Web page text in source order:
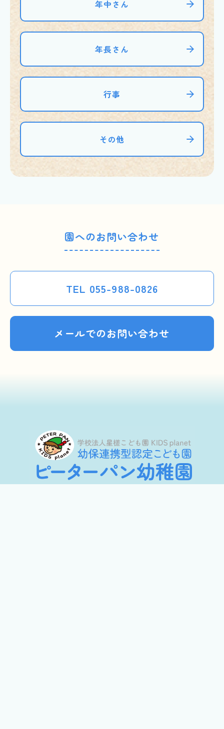
年中さん
年長さん
行事
その他
園へのお問い合わせ
TEL 055-988-0826
メールでのお問い合わせ